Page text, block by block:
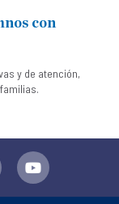
con
y de atención,